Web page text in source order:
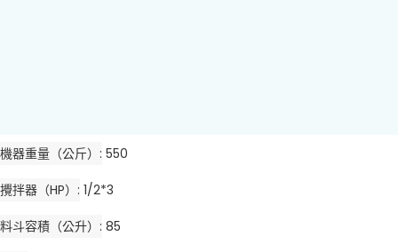
機器重量（公斤） 550
攪拌器（HP） 1/2*3
料斗容積（公升） 85